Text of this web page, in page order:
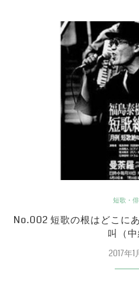
短歌・
No.002 短歌の根はどこに
叫（中
2017年1